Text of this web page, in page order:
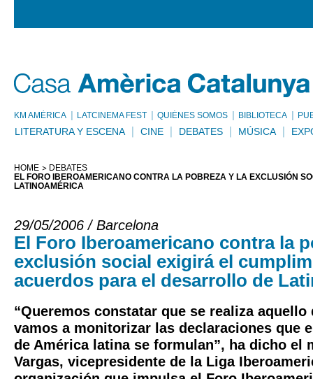
KM AMÈRICA LATCINEMA FEST QUIÉNES SOMOS BIBLIOTECA
LITERATURA Y ESCENA CINE DEBATES MÚSICA
HOME
DEBATES
EL FORO IBEROAMERICANO CONTRA LA POBREZA Y LA EXCLUSIÓN
LATINOAMÉRICA
29/05/2006 / Barcelona
El Foro Iberoamericano contra la
exclusión social exigirá el
acuerdos para el desarrollo de
“Queremos constatar que se realiza aquello
vamos a monitorizar las declaraciones que
de América latina se formulan”, ha dicho el
Vargas, vicepresidente de la Liga